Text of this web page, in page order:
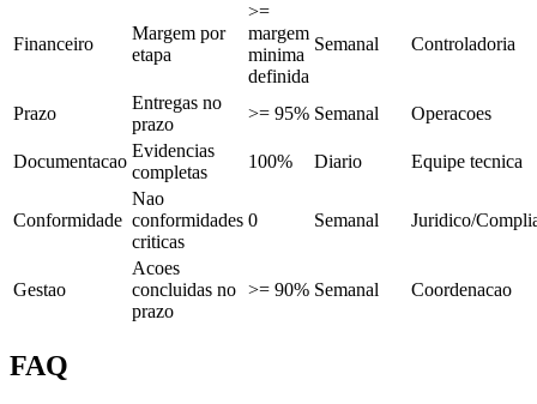
Financeiro
Margem por
etapa
>=
margem
minima
definida
Semanal Controladoria
Prazo
Entregas no
prazo
>= 95% Semanal Operacoes
Documentacao
Evidencias
completas
100% Diario Equipe tecnica
Conformidade
Nao
conformidades
criticas
0 Semanal Juridico/
Gestao
Acoes
concluidas no
prazo
>= 90% Semanal Coordenacao
FAQ